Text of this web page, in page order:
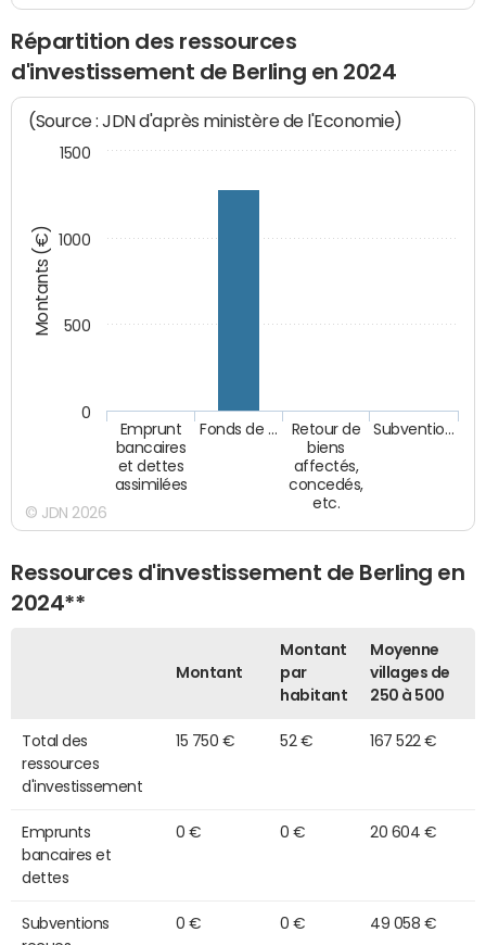
Répartition des ressources
d'investissement de Berling en 2024
Montants (€)
(Source : JDN d'après ministère de l'Economie)
Emprunt
bancaires
et dettes
assimilées
Fonds de …
Retour de
biens
affectés,
concedés,
etc.
Subventio…
0
500
1000
1500
© JDN 2026
Ressources d'investissement de Berling en
2024**
Montant
Montant
par
habitant
Moyenne
villages de
250 à 500
Total des
ressources
d'investissement
15 750 € 52 € 167 522 €
Emprunts
bancaires et
dettes
0 € 0 € 20 604 €
Subventions
0 € 0 € 49 058 €